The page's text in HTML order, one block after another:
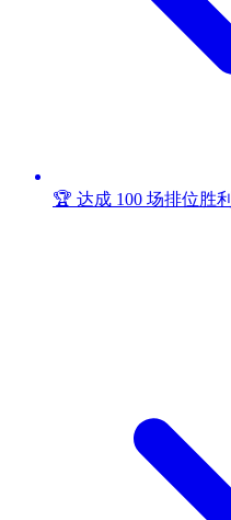
🏆 达成 100 场排位胜利